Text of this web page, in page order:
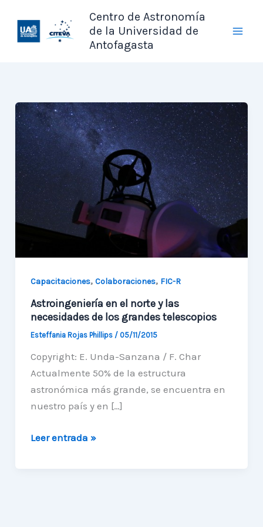
contenido
Centro de Astronomía
de la Universidad de
Antofagasta
Capacitaciones, Colaboraciones, FIC-R
Astroingeniería en el norte y las
necesidades de los grandes telescopios
Esteffania Rojas Phillips / 05/11/2015
Copyright: E. Unda-Sanzana / F. Char
Actualmente 50% de la estructura
astronómica más grande, se encuentra en
nuestro país y en […]
Astroingeniería
Leer entrada »